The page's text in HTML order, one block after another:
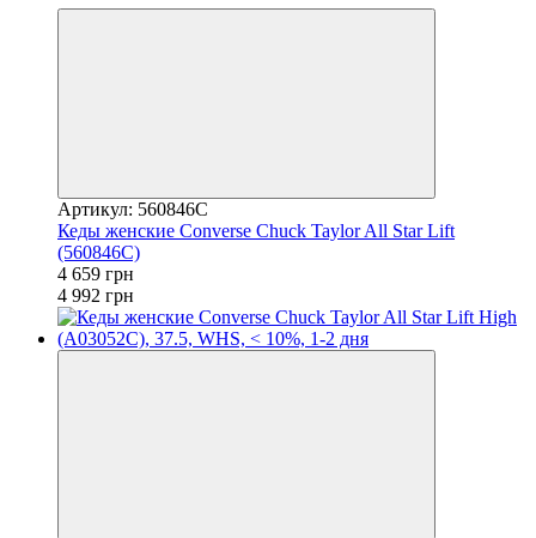
Артикул: 560846C
Кеды женские Converse Chuck Taylor All Star Lift
(560846C)
4 659 грн
4 992 грн